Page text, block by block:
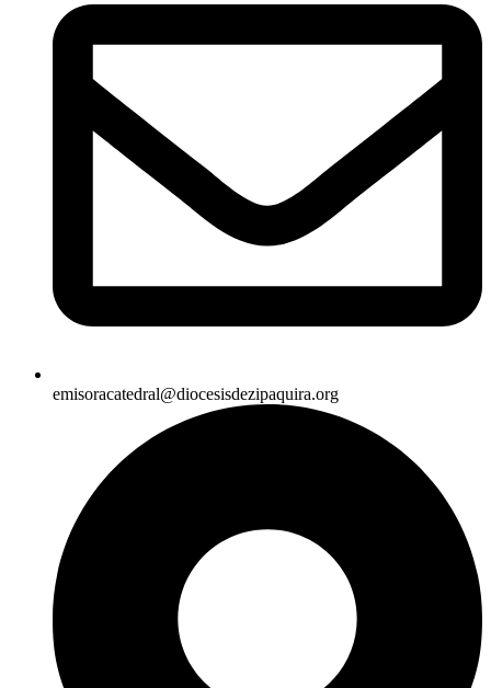
emisoracatedral@diocesisdezipaquira.org